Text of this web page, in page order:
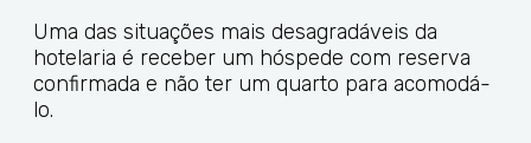
Uma das situações mais desagradáveis da
hotelaria é receber um hóspede com reserva
confirmada e não ter um quarto para acomodá-
lo.